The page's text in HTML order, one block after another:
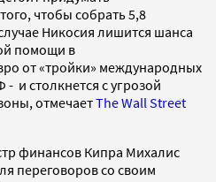
чтобы собрать 5,8
Никосия лишится шанса
помощи в
от «тройки» международных
и столкнется с угрозой
отмечаетThe Wall Street
финансов Кипра Михалис
переговоров со своим